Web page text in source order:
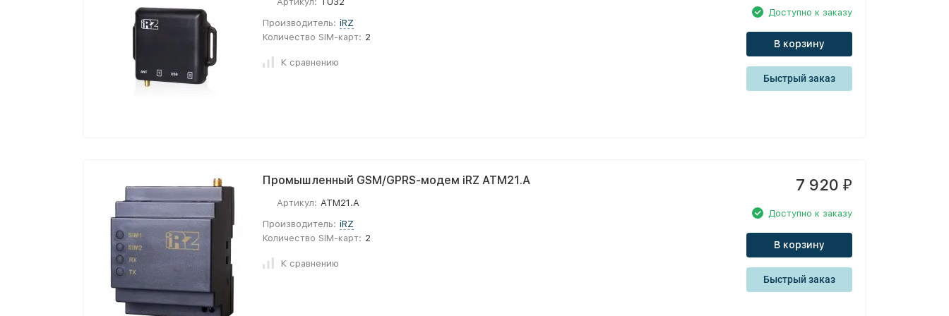
Производитель: iRZ
Количество SIM-карт: 2
К сравнению
Доступно к заказу
В корзину
Быстрый заказ
Промышленный GSM/GPRS-модем iRZ ATM21.A
Артикул: ATM21.A
Производитель: iRZ
Количество SIM-карт: 2
К сравнению
7 920 ₽
Доступно к заказу
В корзину
Быстрый заказ